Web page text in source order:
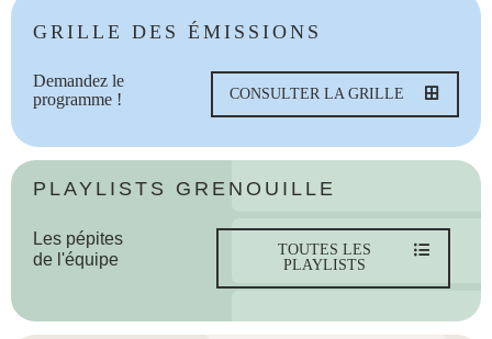
GRILLE DES ÉMISSIONS
Demandez le
programme !
CONSULTER LA GRILLE
PLAYLISTS GRENOUILLE
Les pépites
de l'équipe
TOUTES LES
PLAYLISTS